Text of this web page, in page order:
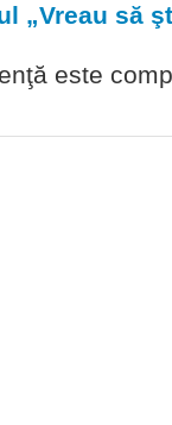
„Vreau să
este